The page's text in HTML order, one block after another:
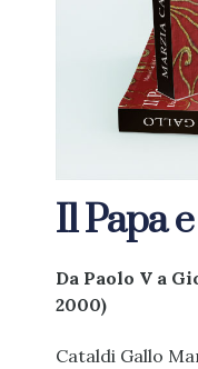
Il Papa
Da Paolo V a
2000)
Cataldi Gallo